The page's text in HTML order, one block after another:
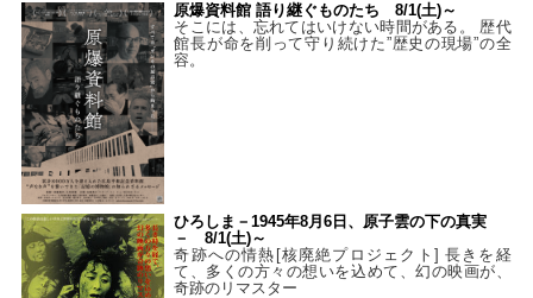
原爆資料館 語り継ぐものたち 8/1(土)～
そこには、忘れてはいけない時間がある。 歴代
館長が命を削って守り続けた”歴史の現場”の全
容。
ひろしま－1945年8月6日、原子雲の下の真実
－ 8/1(土)～
奇跡への情熱[核廃絶プロジェクト] 長きを経
て、多くの方々の想いを込めて、幻の映画が、
奇跡のリマスター